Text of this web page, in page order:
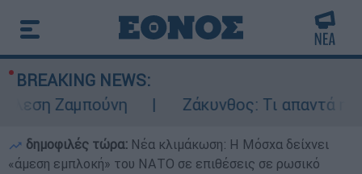
BREAKING NEWS:
Ζαμπούνη
Ζάκυνθος: Τι απαντά η
δημοφιλές τώρα: Νέα κλιμάκωση: Η Μόσχα δείχνει
«άμεση εμπλοκή» του ΝΑΤΟ σε επιθέσεις σε ρωσικό